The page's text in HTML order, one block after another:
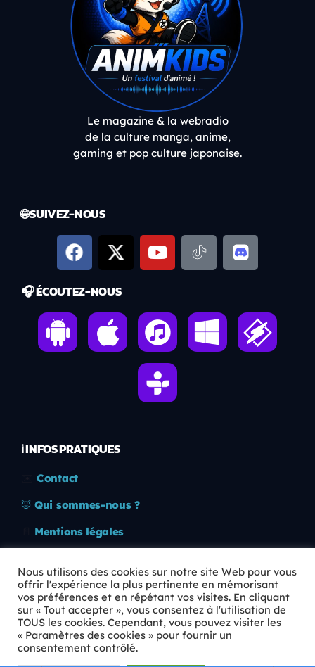
Le magazine & la webradio
de la culture manga, anime,
gaming et pop culture japonaise.
🌐 SUIVEZ-NOUS
🎧 ÉCOUTEZ-NOUS
ℹ️ INFOS PRATIQUES
Contact
🦊 Qui sommes-nous ?
Mentions légales
🛡️ RGPD
Copyright © 2026 Animkids. Tous droits réservés.
Nous utilisons des cookies sur notre site Web pour vous
offrir l'expérience la plus pertinente en mémorisant
vos préférences et en répétant vos visites. En cliquant
sur « Tout accepter », vous consentez à l'utilisation de
TOUS les cookies. Cependant, vous pouvez visiter les
« Paramètres des cookies » pour fournir un
consentement contrôlé.